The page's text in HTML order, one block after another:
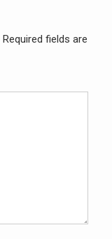
Required fields are